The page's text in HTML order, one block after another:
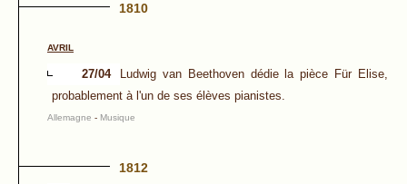
1810
AVRIL
27/04
Ludwig van Beethoven dédie la pièce Für Elise,
probablement à l'un de ses élèves pianistes.
Allemagne - Musique
1812